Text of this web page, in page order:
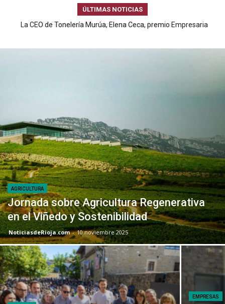
ÚLTIMAS NOTICIAS
La CEO de Tonelería Murúa, Elena Ceca, premio Empresaria
AGRICULTURA
Jornada sobre Agricultura Regenerativa
en el Viñedo y Sostenibilidad
NoticiasdeRioja.com - 10 noviembre 2025
EMPRESAS